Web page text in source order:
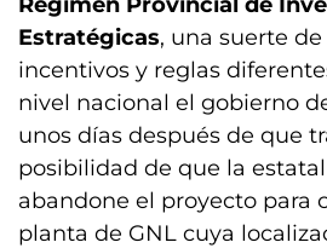
Estratégicas, una suerte
incentivos y reglas
nivel nacional el gobierno
unos días después de que
posibilidad de que la
abandone el proyecto para
planta de GNL cuya